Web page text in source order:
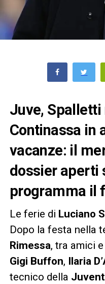
Juve,
Continassa in
vacanze: il
dossier aperti
programma il
Le ferie di Luciano
Dopo la festa nella
Rimessa, tra amici
Gigi Buffon, Ilaria
tecnico della